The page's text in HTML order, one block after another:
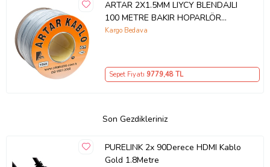
ARTAR 2X1.5MM LIYCY BLENDAJLI
100 METRE BAKIR HOPARLÖR
KABLOSU
Kargo Bedava
Sepet Fiyatı 9779,48 TL
Son Gezdikleriniz
PURELINK 2x 90Derece HDMI Kablo
Gold 1.8Metre